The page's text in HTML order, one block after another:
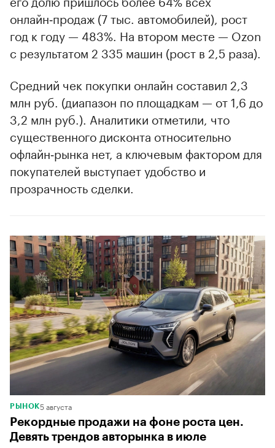
онлайн‑продаж (7 тыс. автомобилей), рост
год к году — 483%. На втором месте — Ozon
с результатом 2 335 машин (рост в 2,5 раза).
Средний чек покупки онлайн составил 2,3
млн руб. (диапазон по площадкам — от 1,6 до
3,2 млн руб.). Аналитики отметили, что
существенного дисконта относительно
офлайн‑рынка нет, а ключевым фактором для
покупателей выступает удобство и
прозрачность сделки.
РЫНОК5 августа
Рекордные продажи на фоне роста цен.
Девять трендов авторынка в июле